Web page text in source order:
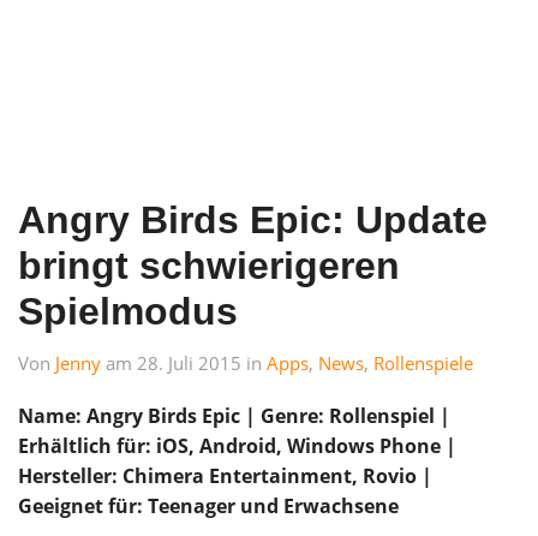
Angry Birds Epic: Update
bringt schwierigeren
Spielmodus
Von Jenny am 28. Juli 2015 in Apps, News, Rollenspiele
Name: Angry Birds Epic | Genre: Rollenspiel |
Erhältlich für: iOS, Android, Windows Phone |
Hersteller: Chimera Entertainment, Rovio |
Geeignet für: Teenager und Erwachsene